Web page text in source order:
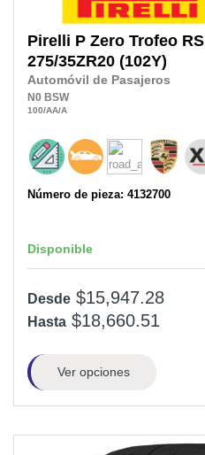
Pirelli P Zero Trofeo RS
275/35ZR20 (102Y)
Automóvil de Pasajeros
N0 BSW
100/AA/A
Número de pieza: 4132700
Disponible
Desde $15,947.28
Hasta $18,660.51
Ver opciones